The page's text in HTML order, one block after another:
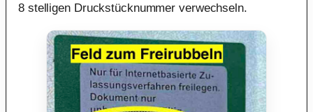
8 stelligen Druckstücknummer verwechseln.